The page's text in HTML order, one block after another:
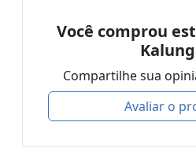
Você comprou
Compartilhe sua
Avaliar o